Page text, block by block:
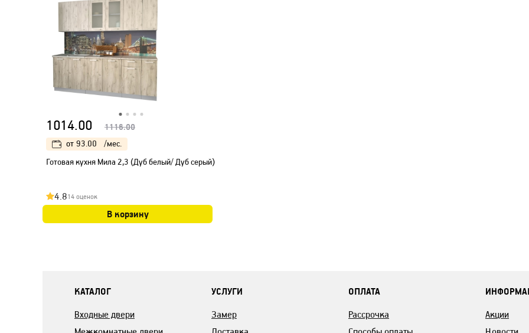
1014.00 1116.00
от 93.00
/мес.
Готовая кухня Мила 2,3 (Дуб белый/ Дуб серый)
4.814 оценок
В корзину
КАТАЛОГ
Входные двери
УСЛУГИ
Замер
ОПЛАТА
Рассрочка
Акции